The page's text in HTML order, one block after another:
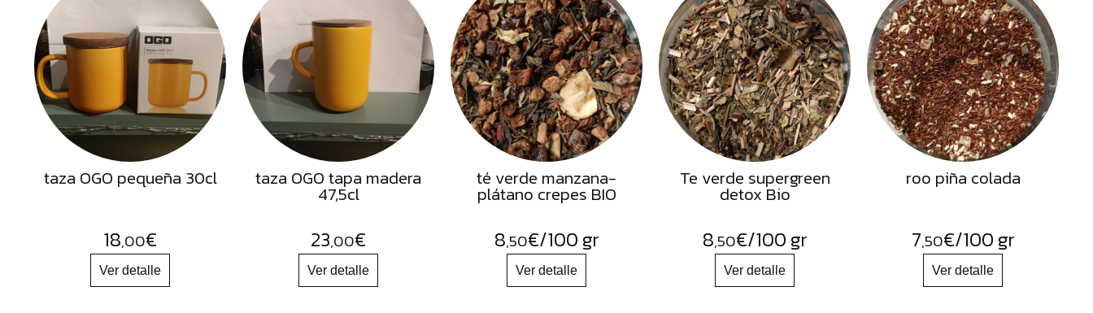
Frutos
Secos
Sal
Hierbas
Harinas
Accesorios
Alimentos
taza OGO pequeña 30cl
18,00€
taza OGO tapa madera
47,5cl
23,00€
té verde manzana-
plátano crepes BIO
8,50€/100 gr
Te verde supergreen
detox Bio
8,50€/100 gr
roo piña colada
7,50€/100 gr